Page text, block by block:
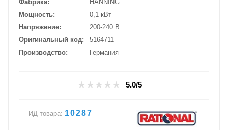
Фабрика
HANNING
Мощность
0,1 кВт
Напряжение
200-240 В
Оригинальный код
5164711
Производство
Германия
5.0/5
ИД товара: 10287